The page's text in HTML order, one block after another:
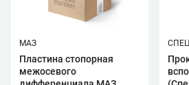
МАЗ
Пластина стопорная
межосевого